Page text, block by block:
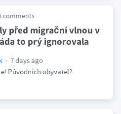
comments
před migrační vlnou v
to prý ignorovala
7 days ago
Původních obyvatel?